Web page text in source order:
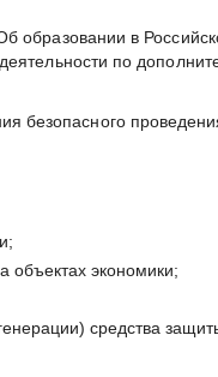
образовании в
по
безопасного
объектах экономики;
средства